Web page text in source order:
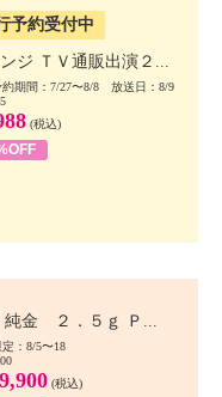
予約受付中
ジ ＴＶ通販出演２...
約期間：7/27〜8/8 放送日：8/9
(税込)
純金 ２．５ｇ Ｐ...
：8/5〜18
(税込)